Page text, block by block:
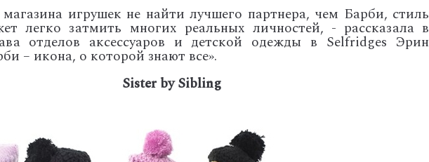
игрушек не найти лучшего партнера, чем Барби, стиль
легко затмить многих реальных личностей, - рассказала в
отделов аксессуаров и детской одежды в Selfridges Эрин
– икона, о которой знают все».
Sister by Sibling